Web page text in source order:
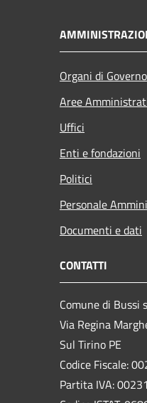
Organi di Governo
Aree
Uffici
Enti e fondazioni
Politici
Personale
Documenti e dati
CONTATTI
Comune di Bussi
Via Regina
Sul Tirino PE
Codice Fiscale:
Partita IVA: